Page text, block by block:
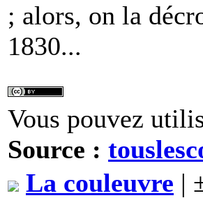
; alors, on la
1830...
Vous pouvez
Source :
La couleuvre |